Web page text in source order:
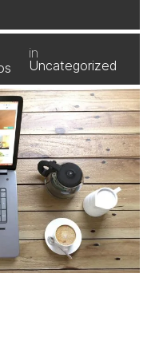
in
Uncategorized